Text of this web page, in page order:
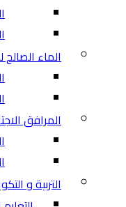
الماء
المرافق
التربية و